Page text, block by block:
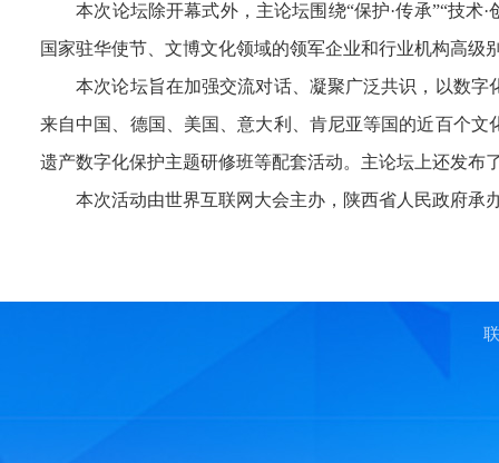
本次论坛除开幕式外，主论坛围绕“保护·传承”“技术·
国家驻华使节、文博文化领域的领军企业和行业机构高级
本次论坛旨在加强交流对话、凝聚广泛共识，以数字
来自中国、德国、美国、意大利、肯尼亚等国的近百个
遗产数字化保护主题研修班等配套活动。主论坛上还发布
本次活动由世界互联网大会主办，陕西省人民政府承